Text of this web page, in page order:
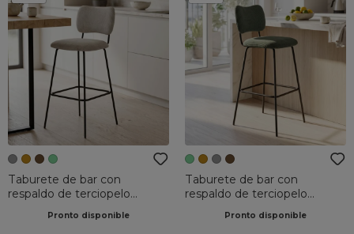
Taburete de bar con
respaldo de terciopelo
Orion Gris acero
Pronto disponible
Taburete de bar con
respaldo de terciopelo
Orion Verde oscuro
Pronto disponible